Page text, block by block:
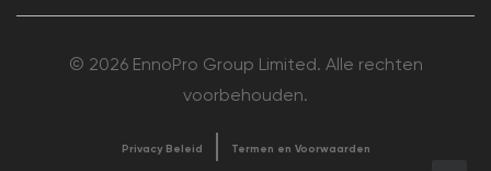
© 2026 EnnoPro Group Limited. Alle rechten
voorbehouden.
Privacy Beleid Termen en Voorwaarden